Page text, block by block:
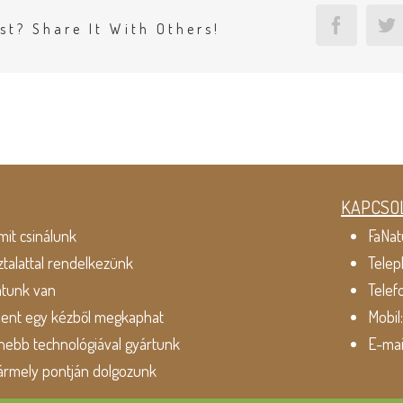
Share It With Others!
csinálunk
rendelkezünk
van
egy kézből megkaphat
technológiával gyártunk
pontján dolgozunk
E-